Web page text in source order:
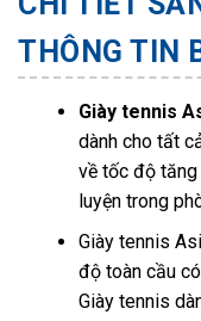
THÔNG TIN
Giày tennis
dành cho tất
về tốc độ
luyện trong
Giày tennis
độ toàn cầu
Giày tennis